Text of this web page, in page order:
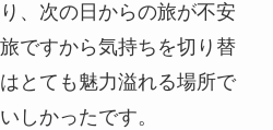
、次の日からの旅が不安
ですから気持ちを切り替
とても魅力溢れる場所で
しかったです。